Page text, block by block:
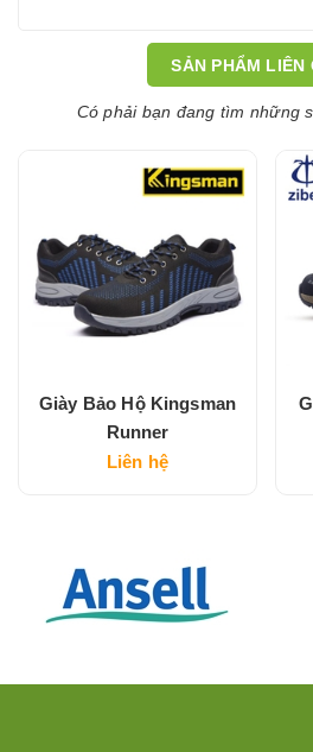
SẢN PHẨM LIÊN
Có phải bạn đang tìm những
Giày Bảo Hộ Kingsman
Runner
Liên hệ